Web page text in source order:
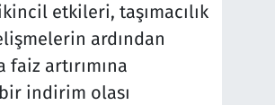
etkileri, taşımacılık
ardından
faiz artırımına
indirim olası